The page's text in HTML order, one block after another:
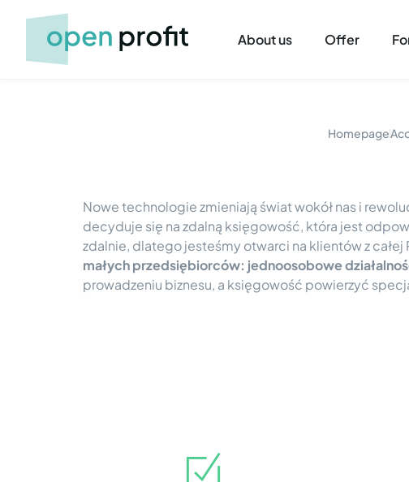
About us Offer
Homepage
Nowe technologie zmieniają świat wokół nas i
decyduje się na zdalną księgowość, która jest
zdalnie, dlatego jesteśmy otwarci na klientów z całej
małych przedsiębiorców: jednoosobowe
prowadzeniu biznesu, a księgowość powierzyć